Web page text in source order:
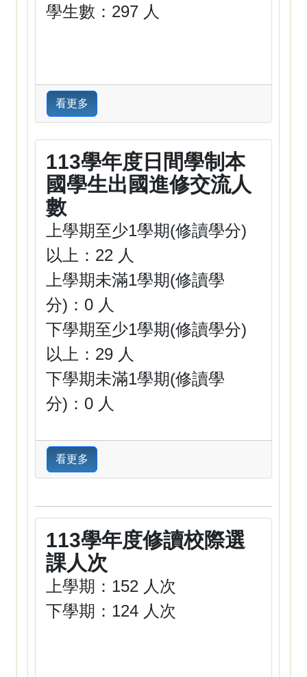
學生數：297 人
看更多
113學年度日間學制本
國學生出國進修交流人
數
上學期至少1學期(修讀學分)
以上：22 人
上學期未滿1學期(修讀學
分)：0 人
下學期至少1學期(修讀學分)
以上：29 人
下學期未滿1學期(修讀學
分)：0 人
看更多
113學年度修讀校際選
課人次
上學期：152 人次
下學期：124 人次